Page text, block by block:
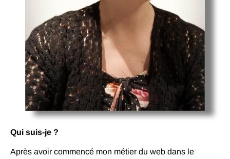
Qui suis-je ?
Après avoir commencé mon métier du web dans le